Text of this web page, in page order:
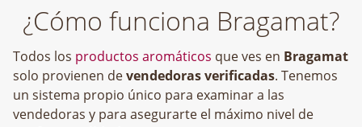
¿Cómo funciona Bragamat?
Todos los productos aromáticos que ves en Bragamat
solo provienen devendedoras verificadas. Tenemos
un sistema propio único para examinar a las
vendedoras y para asegurarte el máximo nivel de